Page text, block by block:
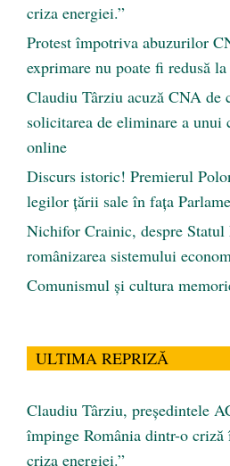
criza energiei.”
Protest împotriva abuzurilor
exprimare nu poate fi redusă la
Claudiu Târziu acuză CNA de
solicitarea de eliminare a
online
Discurs istoric! Premierul
legilor țării sale în fața
Nichifor Crainic, despre Statul
românizarea sistemului
Comunismul şi cultura
ULTIMA REPRIZĂ
Claudiu Târziu, președintele
împinge România dintr-o
criza energiei.”